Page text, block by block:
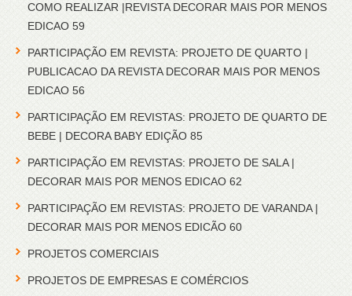
COMO REALIZAR |REVISTA DECORAR MAIS POR MENOS
EDICAO 59
PARTICIPAÇÃO EM REVISTA: PROJETO DE QUARTO |
PUBLICACAO DA REVISTA DECORAR MAIS POR MENOS
EDICAO 56
PARTICIPAÇÃO EM REVISTAS: PROJETO DE QUARTO DE
BEBE | DECORA BABY EDIÇÃO 85
PARTICIPAÇÃO EM REVISTAS: PROJETO DE SALA |
DECORAR MAIS POR MENOS EDICAO 62
PARTICIPAÇÃO EM REVISTAS: PROJETO DE VARANDA |
DECORAR MAIS POR MENOS EDICÃO 60
PROJETOS COMERCIAIS
PROJETOS DE EMPRESAS E COMÉRCIOS